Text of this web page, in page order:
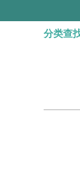
分类查
变压器、输变电设备